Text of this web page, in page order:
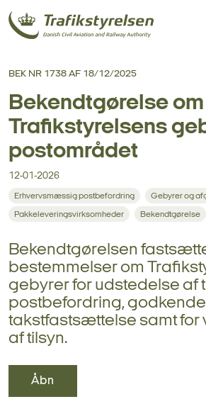
BEK NR 1738 AF 18/12/2025
Bekendtgørelse om
Trafikstyrelsens
postområdet
12-01-2026
Erhvervsmæssig postbefordring Gebyrer og
Pakkeleveringsvirksomheder Bekendtgørelse
Bekendtgørelsen
bestemmelser om
gebyrer for udstedelse af
postbefordring,
takstfastsættelse samt for
af tilsyn.
Åbn